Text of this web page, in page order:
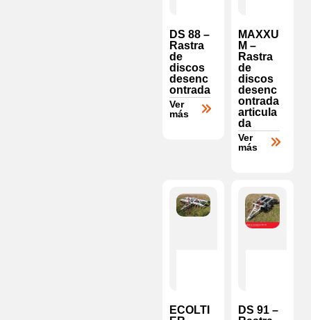
DS 88 –
Rastra
de
discos
desenc
ontrada
Ver
más
MAXXU
M –
Rastra
de
discos
desenc
ontrada
articula
da
Ver
más
ECOLTI
DS 91 –